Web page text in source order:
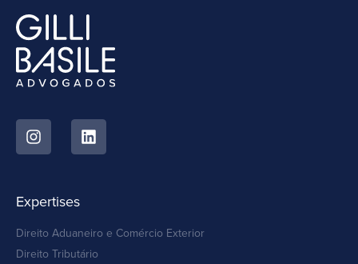
Expertises
Direito Aduaneiro e Comércio Exterior
Direito Tributário